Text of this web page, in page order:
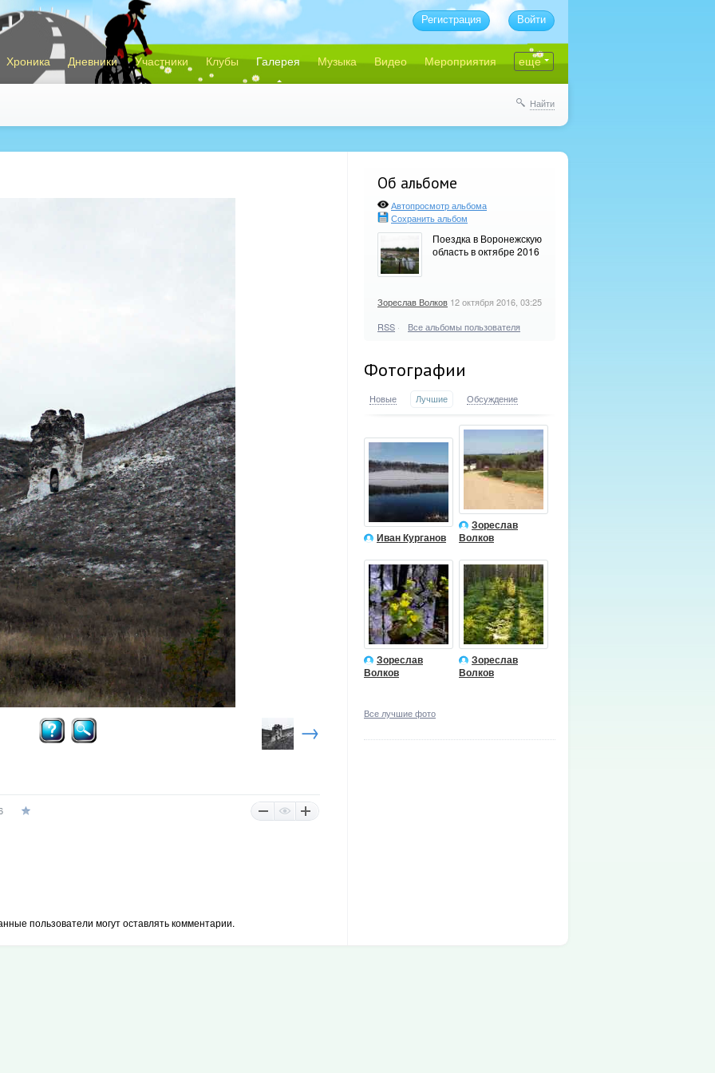
Хроника Дневники Участники Клубы Галерея Музыка Видео Мероприятия еще
Регистрация Войти
Найти
Об альбоме
Автопросмотр альбома
Сохранить альбом
Поездка в Воронежскую
область в октябре 2016
Зореслав Волков 12 октября 2016, 03:25
RSS · Все альбомы пользователя
Фотографии
Новые Лучшие Обсуждение
Иван Курганов
Зореслав
Волков
Зореслав
Волков
Зореслав
Волков
Все лучшие фото
→
пользователи могут оставлять комментарии.